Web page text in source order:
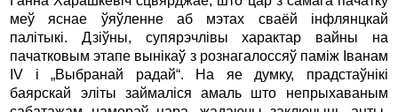
меў яснае ўяўленне аб мэтах сваёй інфлянцкай
палітыкі. Дзіўны, супярэчлівы характар вайны на
пачатковым этапе вынікаў з рознагалоссяў паміж Іванам
IV і „Выбранай радай“. На яе думку, прадстаўнікі
баярскай эліты займаліся амаль што непрыхаваным